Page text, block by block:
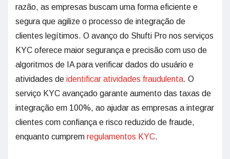
razão, as empresas buscam uma forma eficiente e
segura que agilize o processo de integração de
clientes legítimos. O avanço do Shufti Pro nos serviços
KYC oferece maior segurança e precisão com uso de
algoritmos de IA para verificar dados do usuário e
atividades de identificar atividades fraudulenta. O
serviço KYC avançado garante aumento das taxas de
integração em 100%, ao ajudar as empresas a integrar
clientes com confiança e risco reduzido de fraude,
enquanto cumprem regulamentos KYC.